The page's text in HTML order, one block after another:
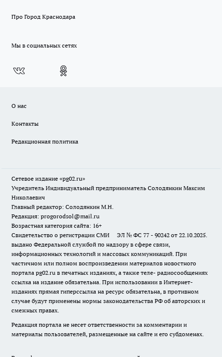
Про Город Краснодара
Мы в социальных сетях
О нас
Контакты
Редакционная политика
Сетевое издание «pg02.ru»
Учредитель Индивидуальный предприниматель Солодянкин Максим
Николаевич
Главный редактор: Солодянкин М.Н.
Редакция: progorodsol@mail.ru
Возрастная категория сайта: 16+
Свидетельство о регистрации СМИ ЭЛ № ФС 77 - 90242 от 22.10.2025.
выдано Федеральной службой по надзору в сфере связи,
информационных технологий и массовых коммуникаций. При
частичном или полном воспроизведении материалов новостного
портала pg02.ru в печатных изданиях, а также теле- радиосообщениях
ссылка на издание обязательна. При использовании в Интернет-
изданиях прямая гиперссылка на ресурс обязательна, в противном
случае будут применены нормы законодательства РФ об авторских и
смежных правах.
Редакция портала не несет ответственности за комментарии и
материалы пользователей, размещенные на сайте и его субдоменах.